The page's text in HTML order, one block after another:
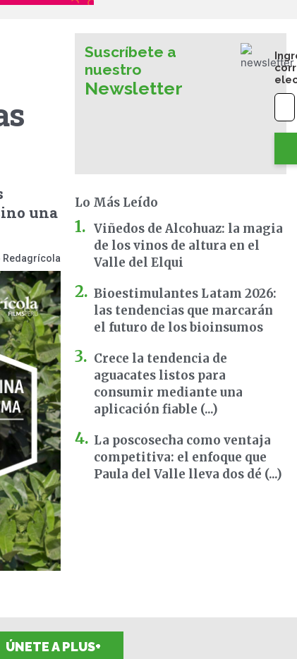
una
Redagrícola
Suscríbete a
nuestro
Newsletter
Lo Más Leído
Viñedos de Alcohuaz: la magia
de los vinos de altura en el
Valle del Elqui
Bioestimulantes Latam 2026:
las tendencias que marcarán
el futuro de los bioinsumos
Crece la tendencia de
aguacates listos para
consumir mediante una
aplicación fiable (...)
La poscosecha como ventaja
competitiva: el enfoque que
Paula del Valle lleva dos dé (...)
ÚNETE A PLUS+